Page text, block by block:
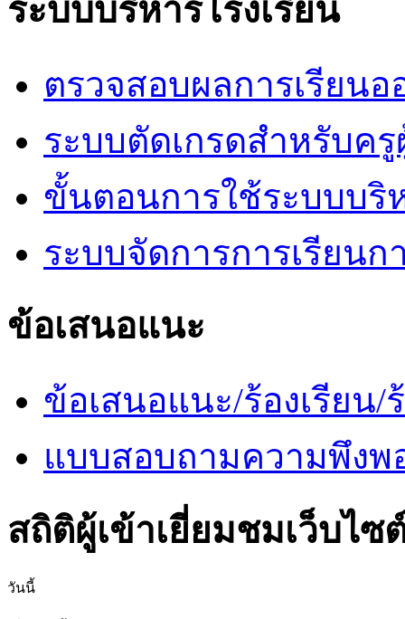
ระบบบริหารโรงเรียน
ตรวจสอบผลการเรียน
ระบบตัดเกรดสำหรับค
ขั้นตอนการใช้ระบบบริ
ระบบจัดการการเรียน
ข้อเสนอแนะ
ข้อเสนอแนะ/ร้องเรียน/
แบบสอบถามความพึงพ
สถิติผู้เข้าเยี่ยมชมเว็บไซ
วันนี้